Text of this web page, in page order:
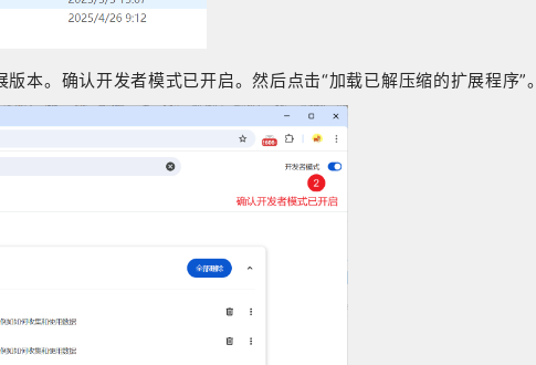
本。确认开发者模式已开启。然后点击“加载已解压缩的扩展程序”。